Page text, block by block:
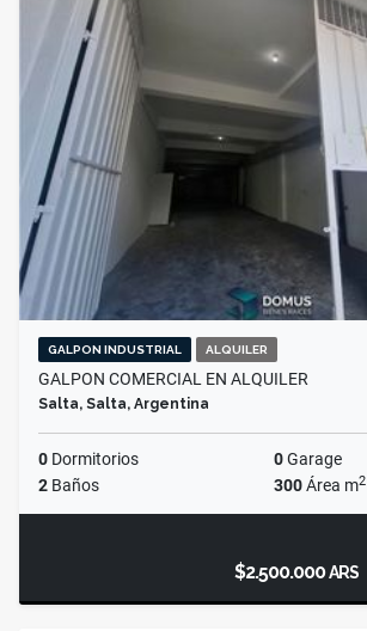
GALPON INDUSTRIAL ALQUILER
GALPON COMERCIAL EN ALQUILER
Salta, Salta, Argentina
0 Dormitorios 0Garage
2 Baños 300Área m2
$2.500.000ARS